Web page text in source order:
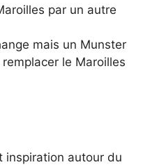
par un autre
mais un Munster
le Maroilles
inspiration autour du